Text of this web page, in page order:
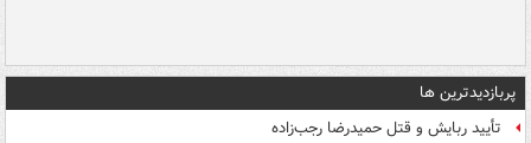
پربازدیدترین ها
تأیید ربایش و قتل حمیدرضا رجب‌زاده